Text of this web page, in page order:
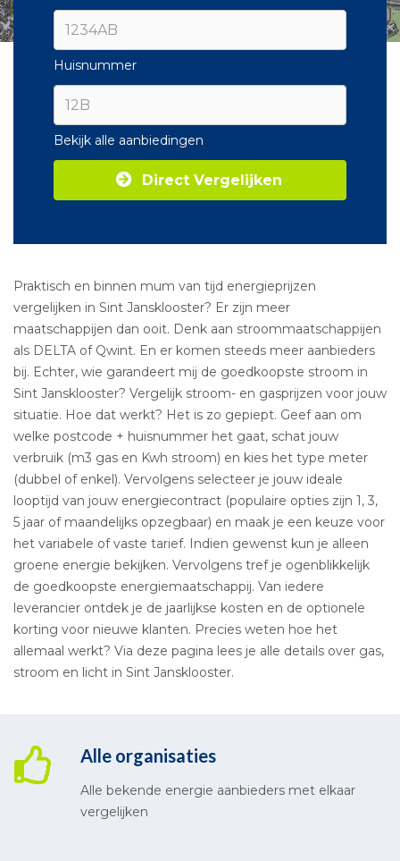
Huisnummer
Bekijk alle aanbiedingen
Direct Vergelijken
Praktisch en binnen mum van tijd energieprijzen
vergelijken in Sint Jansklooster? Er zijn meer
maatschappijen dan ooit. Denk aan stroommaatschappijen
als DELTA of Qwint. En er komen steeds meer aanbieders
bij. Echter, wie garandeert mij de goedkoopste stroom in
Sint Jansklooster? Vergelijk stroom- en gasprijzen voor jouw
situatie. Hoe dat werkt? Het is zo gepiept. Geef aan om
welke postcode + huisnummer het gaat, schat jouw
verbruik (m3 gas en Kwh stroom) en kies het type meter
(dubbel of enkel). Vervolgens selecteer je jouw ideale
looptijd van jouw energiecontract (populaire opties zijn 1, 3,
5 jaar of maandelijks opzegbaar) en maak je een keuze voor
het variabele of vaste tarief. Indien gewenst kun je alleen
groene energie bekijken. Vervolgens tref je ogenblikkelijk
de goedkoopste energiemaatschappij. Van iedere
leverancier ontdek je de jaarlijkse kosten en de optionele
korting voor nieuwe klanten. Precies weten hoe het
allemaal werkt? Via deze pagina lees je alle details over gas,
stroom en licht in Sint Jansklooster.
Alle organisaties
Alle bekende energie aanbieders met elkaar
vergelijken